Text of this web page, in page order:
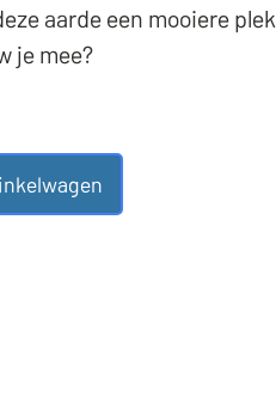
aarde een mooiere plek
je mee?